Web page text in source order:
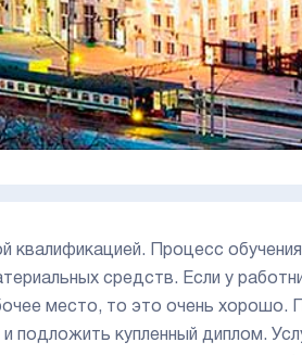
квалификацией. Процесс
средств. Если у
место, то это очень хорошо.
подложить купленный диплом.